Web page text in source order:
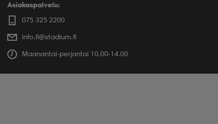
Asiakaspalvelu:
075 325 2200
info.fi@stadium.fi
Maanantai-perjantai 10.00-14.00